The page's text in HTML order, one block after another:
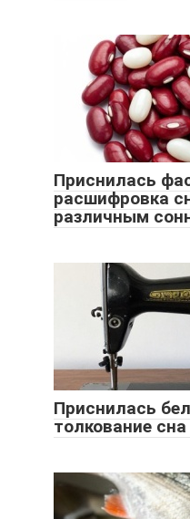
Приснилась
расшифровка
различным
Приснилась
толкование